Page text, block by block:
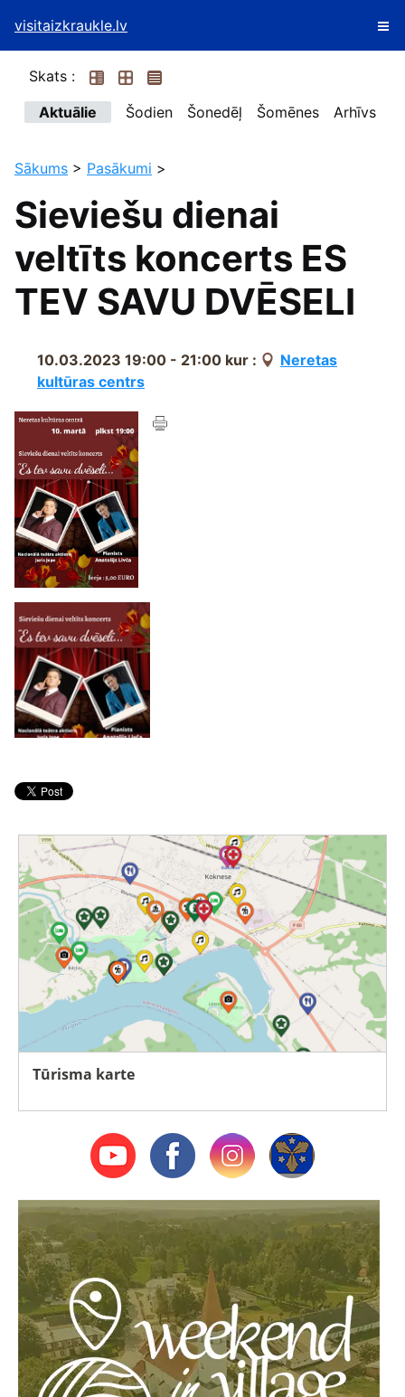
visitaizkraukle.lv
Skats :
Aktuālie
Šodien Šonedēļ Šomēnes Arhīvs
Sākums > Pasākumi >
Sieviešu dienai
veltīts koncerts ES
TEV SAVU DVĒSELI
10.03.2023 19:00 - 21:00 kur :
Neretas
kultūras centrs
Tūrisma karte